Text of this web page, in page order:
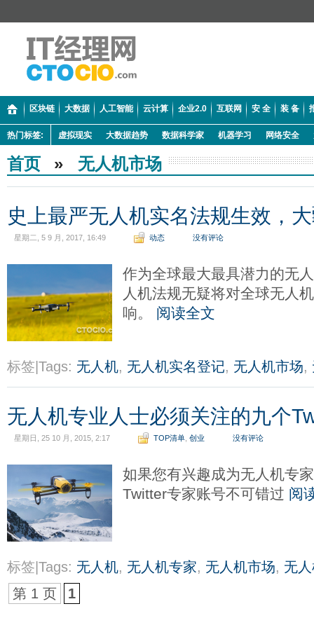
区块链 大数据 人工智能 云计算 企业2.0 互联网 安 全 装 备
热门标签: 虚拟现实 大数据趋势 数据科学家 机器学习 网络安全
首页 » 无人机市场
史上最严无人机实名法规生效，
星期二, 5 9 月, 2017, 16:49 动态 没有评论
作为全球最大最具潜力的无
人机法规无疑将对全球无人
响。 阅读全文
标签|Tags: 无人机, 无人机实名登记, 无人机市场,
无人机专业人士必须关注的九个
星期日, 25 10 月, 2015, 2:17 TOP清单 创业 没有评论
如果您有兴趣成为无人机专
Twitter专家账号不可错过 阅
标签|Tags: 无人机, 无人机专家, 无人机市场, 无
第 1 页
1